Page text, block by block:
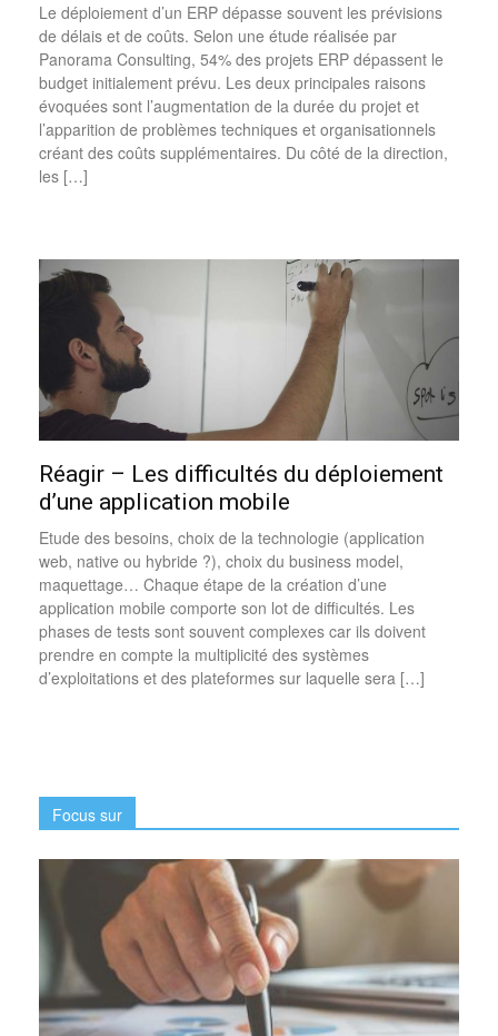
Le déploiement d’un ERP dépasse souvent les prévisions
de délais et de coûts. Selon une étude réalisée par
Panorama Consulting, 54% des projets ERP dépassent le
budget initialement prévu. Les deux principales raisons
évoquées sont l’augmentation de la durée du projet et
l’apparition de problèmes techniques et organisationnels
créant des coûts supplémentaires. Du côté de la direction,
les […]
Réagir – Les difficultés du déploiement
d’une application mobile
Etude des besoins, choix de la technologie (application
web, native ou hybride ?), choix du business model,
maquettage… Chaque étape de la création d’une
application mobile comporte son lot de difficultés. Les
phases de tests sont souvent complexes car ils doivent
prendre en compte la multiplicité des systèmes
d’exploitations et des plateformes sur laquelle sera […]
Focus sur